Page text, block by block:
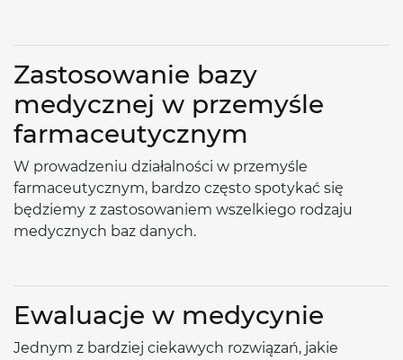
Zastosowanie bazy
medycznej w przemyśle
farmaceutycznym
W prowadzeniu działalności w przemyśle
farmaceutycznym, bardzo często spotykać się
będziemy z zastosowaniem wszelkiego rodzaju
medycznych baz danych.
Ewaluacje w medycynie
Jednym z bardziej ciekawych rozwiązań, jakie